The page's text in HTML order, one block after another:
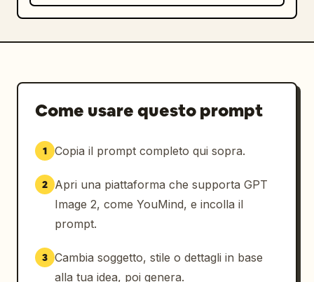
Come usare questo prompt
1 Copia il prompt completo qui sopra.
2
Apri una piattaforma che supporta GPT
Image 2, come YouMind, e incolla il
prompt.
3 Cambia soggetto, stile o dettagli in base
alla tua idea, poi genera.